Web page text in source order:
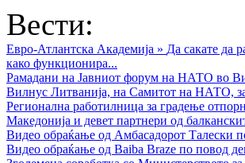
Вести:
Евро-Атлантска Академија » Да сакате да
како функционира...
Рамадани на Јавниот форум на НАТО во
Вилнус Литванија, на Самитот на НАТО,
Регионална работилница за градење
Македонија и девет партнери од
Видео обраќањe од Амбасадорот Талески
Видео обраќање од Baiba Braze по повод